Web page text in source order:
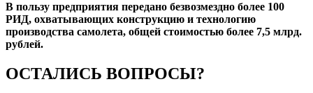
В пользу предприятия передано безвозмездно более 100
РИД, охватывающих конструкцию и технологию
производства самолета, общей стоимостью более 7,5 млрд.
рублей.
ОСТАЛИСЬ ВОПРОСЫ?